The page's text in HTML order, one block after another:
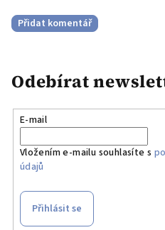
Přidat komentář
Odebírat
E-mail
Vložením e-mailu souhlasíte s
údajů
Přihlásit se